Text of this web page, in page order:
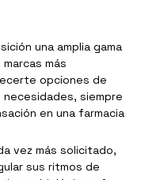
una amplia gama
más
opciones de
siempre
en una farmacia
vez más solicitado,
sus ritmos de